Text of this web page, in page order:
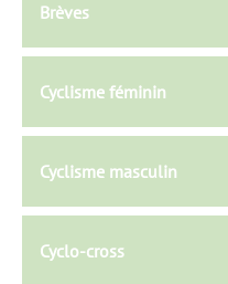
Brèves
Cyclisme féminin
Cyclisme masculin
Cyclo-cross